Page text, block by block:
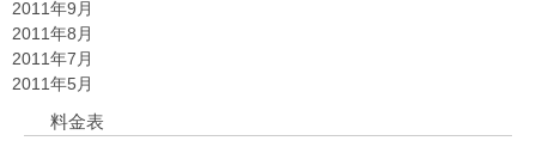
2011年9月
2011年8月
2011年7月
2011年5月
料金表